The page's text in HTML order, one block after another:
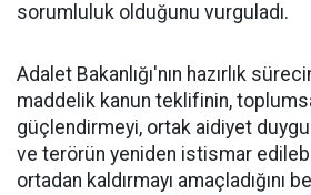
sorumluluk olduğunu vurguladı.
Adalet Bakanlığı'nın hazırlık
maddelik kanun teklifinin,
güçlendirmeyi, ortak aidiyet
ve terörün yeniden istismar
ortadan kaldırmayı amaçladığını